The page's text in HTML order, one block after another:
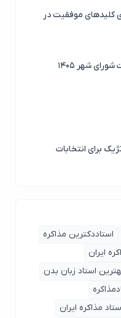
موفقیت در
۱۴۰۵
انتخابات
مذاکره
استاد زبان بدن
ایران